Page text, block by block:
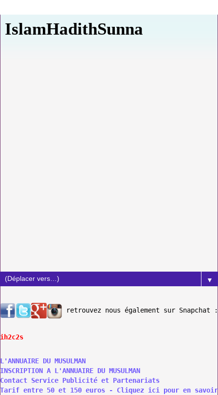
IslamHadithSunna
▼
retrouvez nous également sur Snapchat :
ih2c2s
L'ANNUAIRE DU MUSULMAN
INSCRIPTION A L'ANNUAIRE DU MUSULMAN
Contact Service Publicité et Partenariats
Tarif entre 50 et 150 euros - Cliquez ici pour en savoir